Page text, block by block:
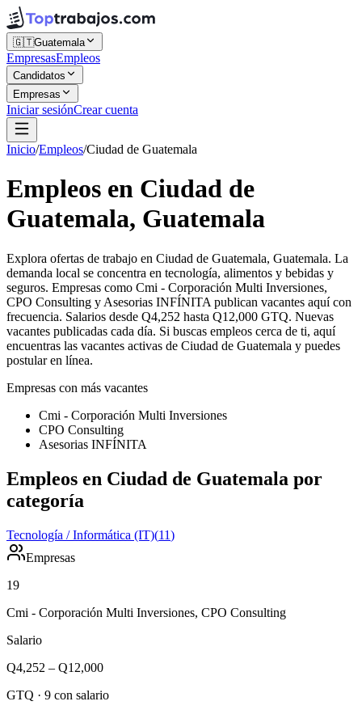
🇬🇹Guatemala
EmpresasEmpleos
Candidatos
Empresas
Iniciar sesiónCrear cuenta
Inicio/Empleos/Ciudad de Guatemala
Empleos en Ciudad de
Guatemala, Guatemala
Explora ofertas de trabajo en Ciudad de Guatemala, Guatemala. La
demanda local se concentra en tecnología, alimentos y bebidas y
seguros. Empresas como Cmi - Corporación Multi Inversiones,
CPO Consulting y Asesorias INFÍNITA publican vacantes aquí con
frecuencia. Salarios desde Q4,252 hasta Q12,000 GTQ. Nuevas
vacantes publicadas cada día. Si buscas empleos cerca de ti, aquí
encuentras las vacantes activas de Ciudad de Guatemala y puedes
postular en línea.
Empresas con más vacantes
Cmi - Corporación Multi Inversiones
CPO Consulting
Asesorias INFÍNITA
Empleos en Ciudad de Guatemala por
categoría
Tecnología / Informática (IT)(11)
Empresas
19
Cmi - Corporación Multi Inversiones, CPO Consulting
Salario
Q4,252 – Q12,000
GTQ · 9 con salario